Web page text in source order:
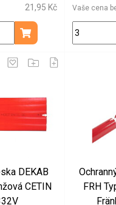
21,95 Kč
Přidat do košíku
Vaše cena
DEKAB
CETIN
FRH